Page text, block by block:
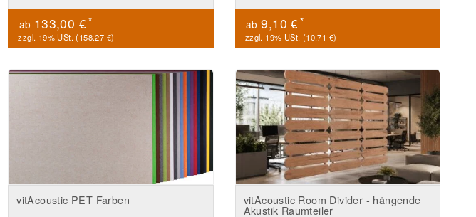
ab 133,00 €*
zzgl. 19% USt. (158.27 €)
ab 9,10 €*
zzgl. 19% USt. (10.71 €)
vitAcoustic PET Farben vitAcoustic Room Divider - hängende
Akustik Raumteiler